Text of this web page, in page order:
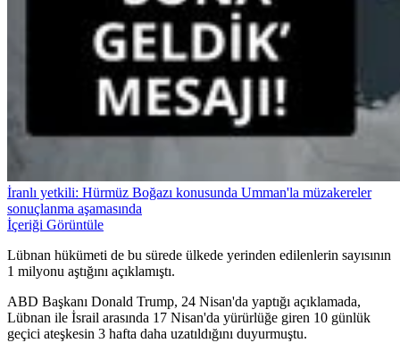
İranlı yetkili: Hürmüz Boğazı konusunda Umman'la müzakereler
sonuçlanma aşamasında
İçeriği Görüntüle
Lübnan hükümeti de bu sürede ülkede yerinden edilenlerin sayısının
1 milyonu aştığını açıklamıştı.
ABD Başkanı Donald Trump, 24 Nisan'da yaptığı açıklamada,
Lübnan ile İsrail arasında 17 Nisan'da yürürlüğe giren 10 günlük
geçici ateşkesin 3 hafta daha uzatıldığını duyurmuştu.